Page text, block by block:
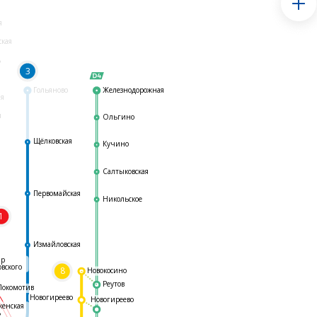
Гольяново
3
8
Железнодорожная
Ольгино
Кучино
Салтыковская
Никольское
Реутов
Измайловская
Первомайская
Щёлковская
Новогиреево
Новогиреево
Новокосино